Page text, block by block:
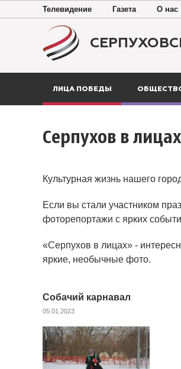
Телевидение Газета О нас
ЛИЦА ПОБЕДЫ
Серпухов в лицах
Культурная жизнь нашего
Если вы стали участником
фоторепортажи с ярких
«Серпухов в лицах» -
яркие, необычные фото.
Собачий карнавал
05.01.2023